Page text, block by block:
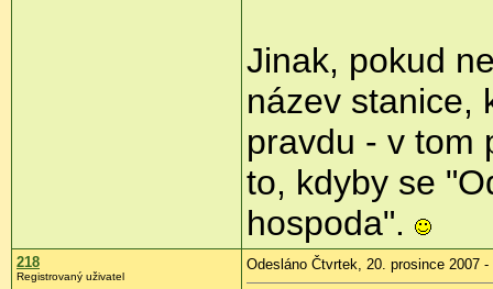
Jinak, pokud
název stanice,
pravdu - v tom
to, kdyby se
hospoda".
218
Registrovaný uživatel
Odesláno Čtvrtek, 20. prosince 2007 -